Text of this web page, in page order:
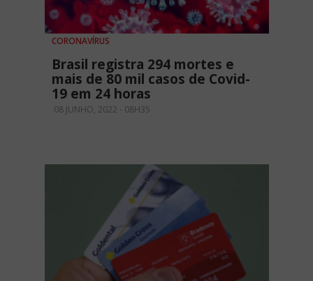
CORONAVÍRUS
Brasil registra 294 mortes e
mais de 80 mil casos de Covid-
19 em 24 horas
08 JUNHO, 2022 - 08H35